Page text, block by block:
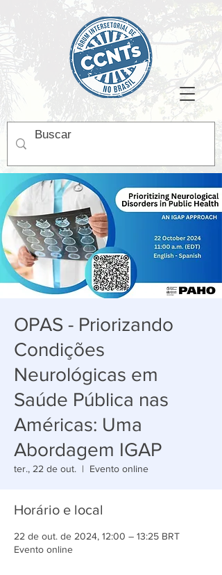
OPAS - Priorizando
Condições
Neurológicas em
Saúde Pública nas
Américas: Uma
Abordagem IGAP
ter., 22 de out.
  |
Evento online
Horário e local
22 de out. de 2024, 12:00 – 13:25 BRT
Evento online